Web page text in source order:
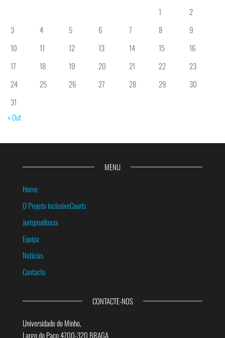
1
2
3
4 5 6 7 8
9
10
11 12 13 14 15
16
17
18 19 20 21 22
23
24
25 26 27 28 29
30
31
« Out
MENU
Home
O Projeto InclusiveCourts
Jurisprudência
Equipa
Notícias
Contacto
CONTACTE-NOS
Universidade do Minho,
Largo do Paço 4700-320 BRAGA